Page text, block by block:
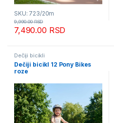
SKU: 723/20m
7,490.00 RSD
9,990.00RSD
Dečiji bicikli
Dečiji bicikl 12 Pony Bikes
roze